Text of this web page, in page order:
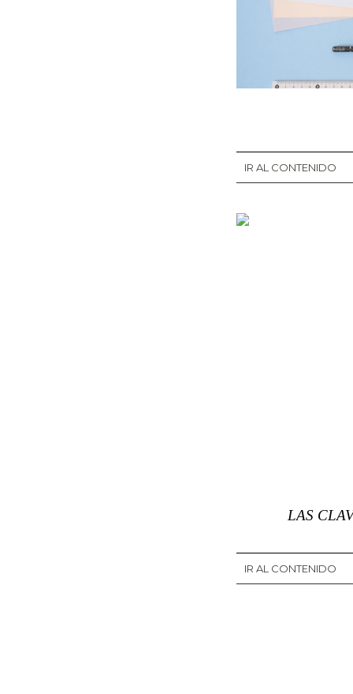
IR AL CONTENIDO
LAS
IR AL CONTENIDO